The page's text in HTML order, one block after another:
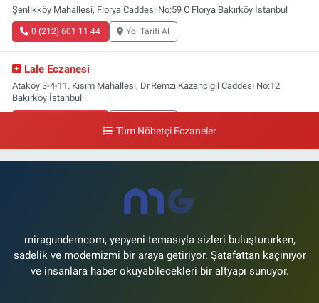
Şenlikköy Mahallesi, Florya Caddesi No:59 C Florya Bakırköy İstanbul
0 (212) 601 11 44 Yol Tarifi Al
Lale Eczanesi
Ataköy 3-4-11. Kısım Mahallesi, Dr.Remzi Kazancıgil Caddesi No:12
Bakırköy İstanbul
Tüm Nöbetçi Eczaneler
miragundemcom, yepyeni temasıyla sizleri buluştururken,
sadelik ve modernizmi bir araya getiriyor. Şatafattan kaçınıyor
ve insanlara haber okuyabilecekleri bir altyapı sunuyor.